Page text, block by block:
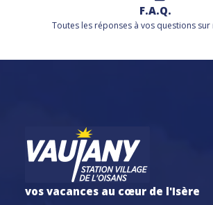
F.A.Q.
Toutes les réponses à vos questions sur
vos vacances au cœur de l'Isère